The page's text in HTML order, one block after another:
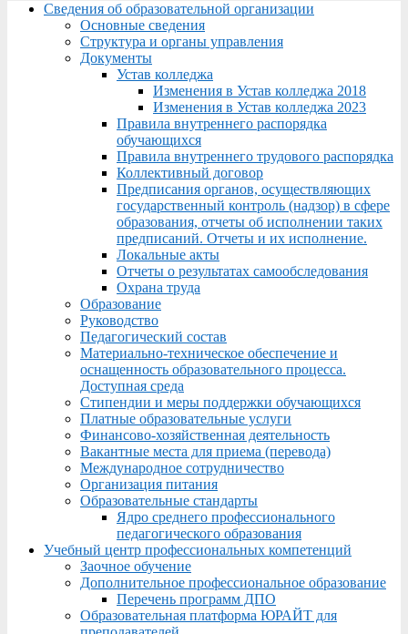
Menu
Сведения об образовательной организации
Основные сведения
Структура и органы управления
Документы
Устав колледжа
Изменения в Устав колледжа 2018
Изменения в Устав колледжа 2023
Правила внутреннего распорядка
обучающихся
Правила внутреннего трудового распорядка
Коллективный договор
Предписания органов, осуществляющих
государственный контроль (надзор) в сфере
образования, отчеты об исполнении таких
предписаний. Отчеты и их исполнение.
Локальные акты
Отчеты о результатах самообследования
Охрана труда
Образование
Руководство
Педагогический состав
Материально-техническое обеспечение и
оснащенность образовательного процесса.
Доступная среда
Стипендии и меры поддержки обучающихся
Платные образовательные услуги
Финансово-хозяйственная деятельность
Вакантные места для приема (перевода)
Международное сотрудничество
Организация питания
Образовательные стандарты
Ядро среднего профессионального
педагогического образования
Учебный центр профессиональных компетенций
Заочное обучение
Дополнительное профессиональное образование
Перечень программ ДПО
Образовательная платформа ЮРАЙТ для